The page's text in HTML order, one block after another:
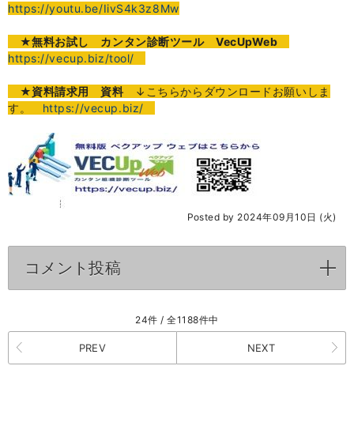
https://youtu.be/IivS4k3z8Mw
★無料お試し カンタン診断ツール VecUpWeb
https://vecup.biz/tool/
★資料請求用 資料↓こちらからダウンロードお願いしま
す。 https://vecup.biz/
Posted by 2024年09月10日 (火)
コメント投稿
24件 / 全1188件中
PREV NEXT